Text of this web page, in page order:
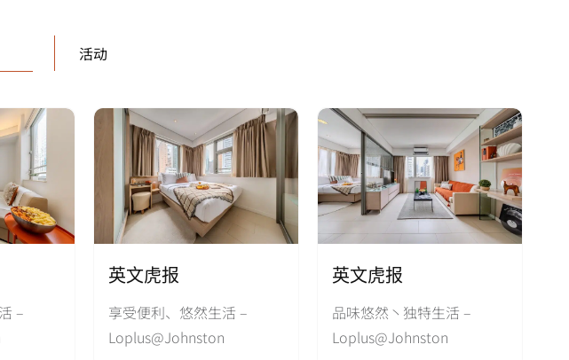
活动
–
英文虎报
享受便利、悠然生活 –
Loplus@Johnston
英文虎报
品味悠然丶独特生活 –
Loplus@Johnston